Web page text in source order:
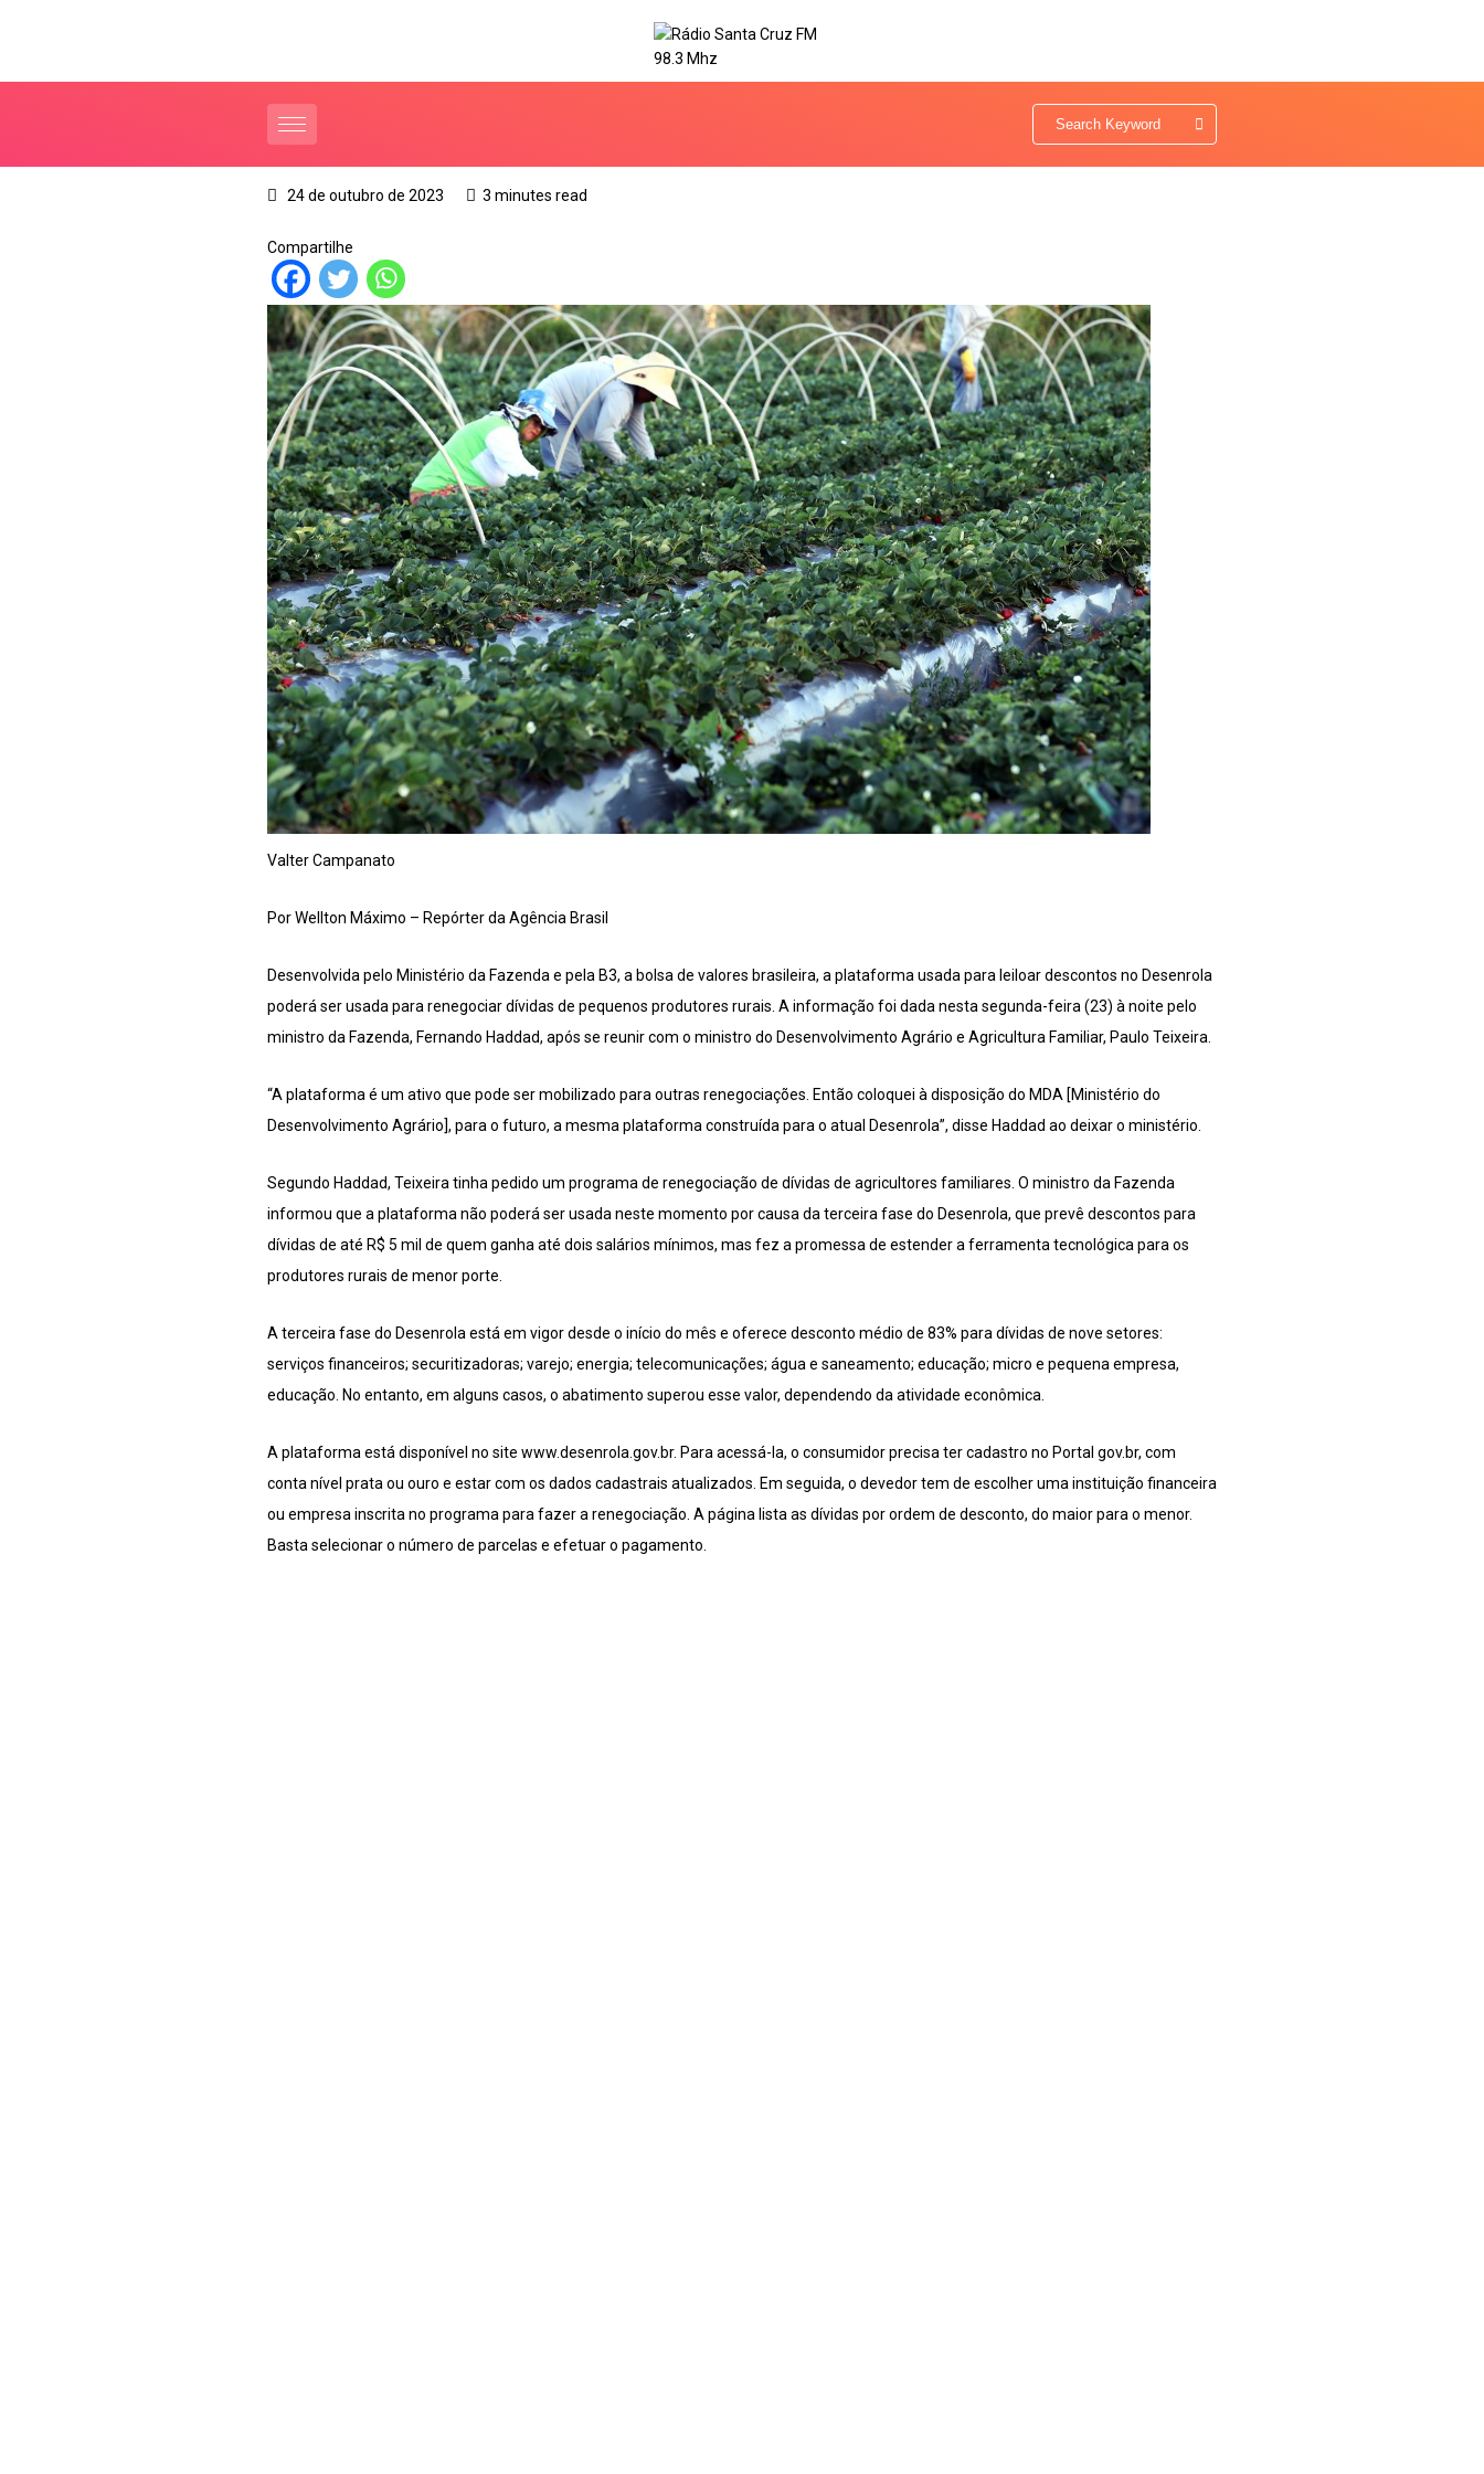
24 de outubro de 2023 3 minutes read
Compartilhe
Valter Campanato
Por Wellton Máximo – Repórter da Agência Brasil
Desenvolvida pelo Ministério da Fazenda e pela B3, a bolsa de valores brasileira, a plataforma usada para leiloar descontos no Desenrola
poderá ser usada para renegociar dívidas de pequenos produtores rurais. A informação foi dada nesta segunda-feira (23) à noite pelo
ministro da Fazenda, Fernando Haddad, após se reunir com o ministro do Desenvolvimento Agrário e Agricultura Familiar, Paulo Teixeira.
“A plataforma é um ativo que pode ser mobilizado para outras renegociações. Então coloquei à disposição do MDA [Ministério do
Desenvolvimento Agrário], para o futuro, a mesma plataforma construída para o atual Desenrola”, disse Haddad ao deixar o ministério.
Segundo Haddad, Teixeira tinha pedido um programa de renegociação de dívidas de agricultores familiares. O ministro da Fazenda
informou que a plataforma não poderá ser usada neste momento por causa da terceira fase do Desenrola, que prevê descontos para
dívidas de até R$ 5 mil de quem ganha até dois salários mínimos, mas fez a promessa de estender a ferramenta tecnológica para os
produtores rurais de menor porte.
A terceira fase do Desenrola está em vigor desde o início do mês e oferece desconto médio de 83% para dívidas de nove setores:
serviços financeiros; securitizadoras; varejo; energia; telecomunicações; água e saneamento; educação; micro e pequena empresa,
educação. No entanto, em alguns casos, o abatimento superou esse valor, dependendo da atividade econômica.
A plataforma está disponível no site www.desenrola.gov.br. Para acessá-la, o consumidor precisa ter cadastro no Portal gov.br, com
conta nível prata ou ouro e estar com os dados cadastrais atualizados. Em seguida, o devedor tem de escolher uma instituição financeira
ou empresa inscrita no programa para fazer a renegociação. A página lista as dívidas por ordem de desconto, do maior para o menor.
Basta selecionar o número de parcelas e efetuar o pagamento.